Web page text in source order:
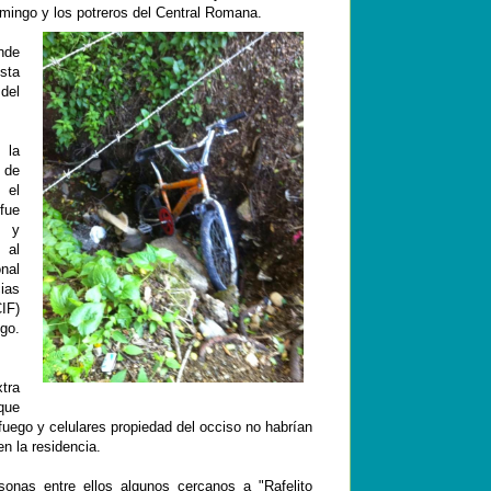
y los potreros del Central Romana.
la
y
y celulares propiedad del occiso no habrían
la residencia.
entre ellos algunos cercanos a "Rafelito